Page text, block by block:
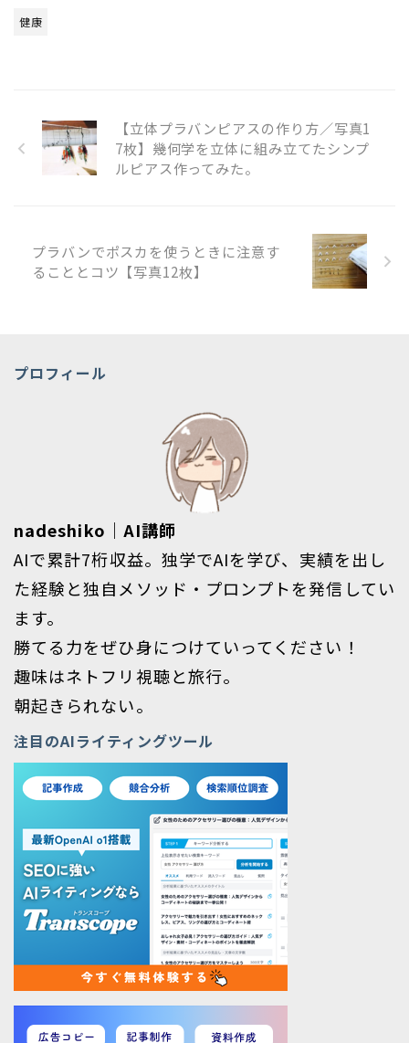
健康
【立体プラバンピアスの作り方／写真1
7枚】幾何学を立体に組み立てたシンプ
ルピアス作ってみた。
プラバンでポスカを使うときに注意す
ることとコツ【写真12枚】
プロフィール
nadeshiko｜AI講師
AIで累計7桁収益。独学でAIを学び、実績を出し
た経験と独自メソッド・プロンプトを発信してい
ます。
勝てる力をぜひ身につけていってください！
趣味はネトフリ視聴と旅行。
朝起きられない。
注目のAIライティングツール